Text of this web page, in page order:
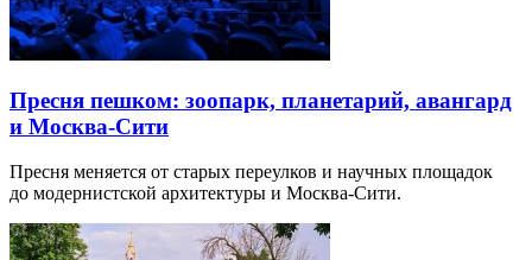
Пресня пешком: зоопарк, планетарий, авангард
и Москва-Сити
Пресня меняется от старых переулков и научных площадок
до модернистской архитектуры и Москва-Сити.